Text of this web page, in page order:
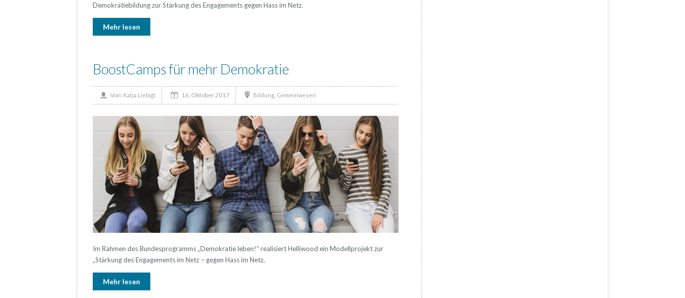
Demokratiebildung zur Stärkung des Engagements gegen Hass im Netz.
Mehr lesen
BoostCamps für mehr Demokratie
Von: Katja Liebigt 16. Oktober 2017 Bildung Gemeinwesen
Im Rahmen des Bundesprogramms „Demokratie leben!“ realisiert Helliwood ein Modellprojekt zur
„Stärkung des Engagements im Netz – gegen Hass im Netz.
Mehr lesen